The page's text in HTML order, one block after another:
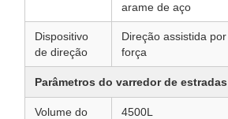
arame de aço
Dispositivo
de direção
Direção assistida por
força
Parâmetros do varredor de estradas
Volume do
4500L